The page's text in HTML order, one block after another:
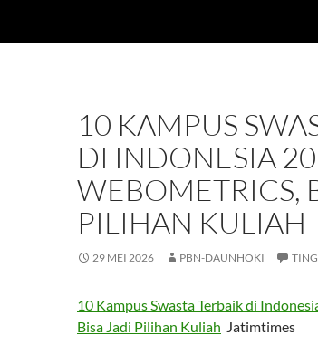
10 KAMPUS
DI INDONESIA
WEBOMETRICS,
PILIHAN KULIAH
29 MEI 2026 PBN-DAUNHOKI
10 Kampus Swasta Terbaik di
Bisa Jadi Pilihan Kuliah Jatimtimes